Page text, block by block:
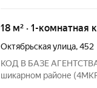
18 м² · 1-комнатная
Октябрьская улица,452
КОД В БАЗЕ АГЕНТСТВА
шикарном районе